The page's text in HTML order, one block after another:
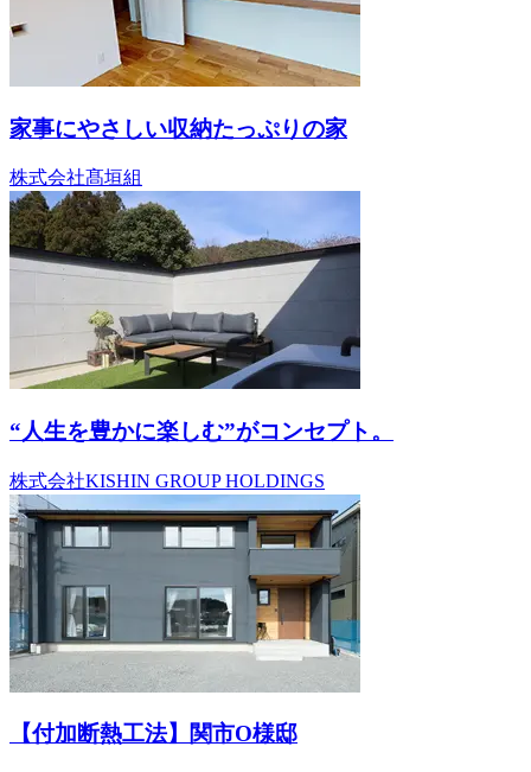
家事にやさしい収納たっぷりの家
株式会社髙垣組
“人生を豊かに楽しむ”がコンセプト。
株式会社KISHIN GROUP HOLDINGS
【付加断熱工法】関市O様邸